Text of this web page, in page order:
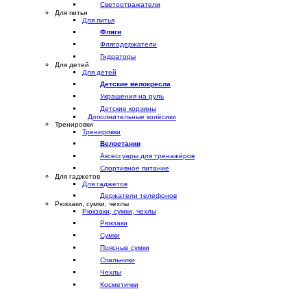
Светоотражатели
Для питья
Для питья
Фляги
Флягодержатели
Гидраторы
Для детей
Для детей
Детские велокресла
Украшения на руль
Детские корзины
Дополнительные колёсики
Тренировки
Тренировки
Велостанки
Аксессуары для тренажёров
Спортивное питание
Для гаджетов
Для гаджетов
Держатели телефонов
Рюкзаки, сумки, чехлы
Рюкзаки, сумки, чехлы
Рюкзаки
Сумки
Поясные сумки
Спальники
Чехлы
Косметички